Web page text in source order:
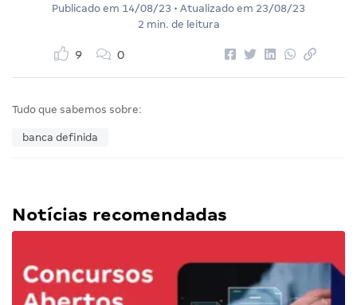
Publicado em 14/08/23 • Atualizado em 23/08/23
2 min. de leitura
9 0
Tudo que sabemos sobre:
banca definida
Notícias recomendadas